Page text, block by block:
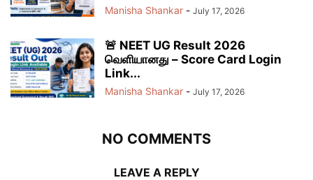
Manisha Shankar - July 17, 2026
🚨 NEET UG Result 2026
வெளியானது – Score Card Login
Link...
Manisha Shankar - July 17, 2026
NO COMMENTS
LEAVE A REPLY